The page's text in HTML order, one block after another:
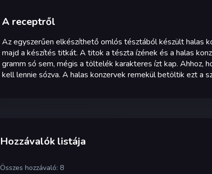
A receptről
Az egyszerűen elkészíthető omlós tésztából készült halas
majd a készítés titkát. A titok a tészta ízének és a halas
gramm só sem, mégis a töltelék karakteres ízt kap. Ahhoz,
kell lennie sózva. A halas konzervek remekül betöltik ezt
Hozzávalók listája
Összes hozzávaló: 8